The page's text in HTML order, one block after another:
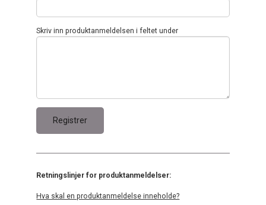
Skriv inn produktanmeldelsen i feltet under
Retningslinjer for produktanmeldelser:
Hva skal en produktanmeldelse inneholde?